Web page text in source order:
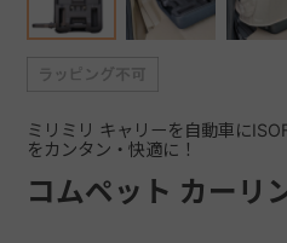
コムペット カーリ
ミリミリ キャリーを自動車に
をカンタン・快適に！